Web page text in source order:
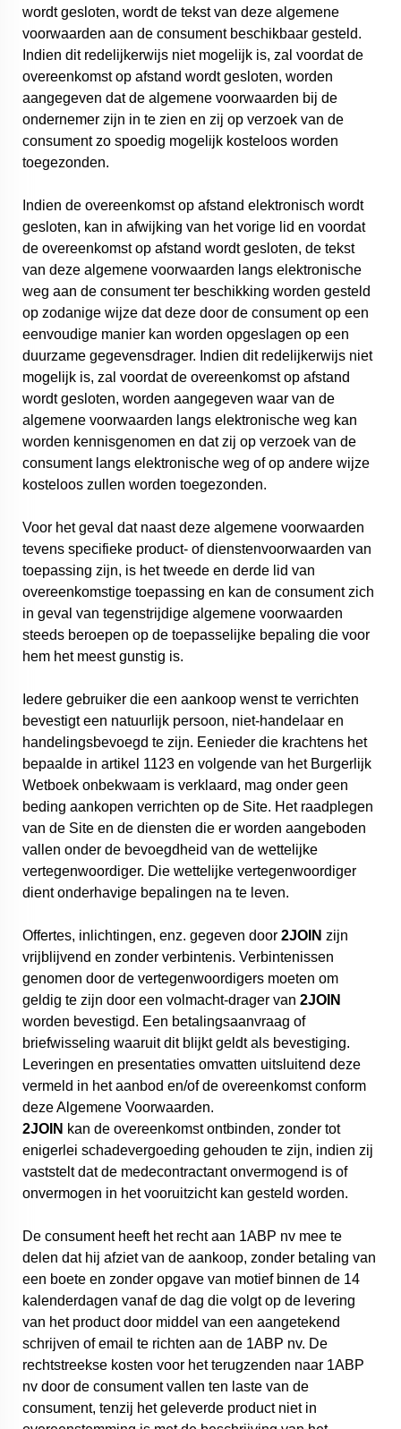
wordt gesloten, wordt de tekst van deze algemene
voorwaarden aan de consument beschikbaar gesteld.
Indien dit redelijkerwijs niet mogelijk is, zal voordat de
overeenkomst op afstand wordt gesloten, worden
aangegeven dat de algemene voorwaarden bij de
ondernemer zijn in te zien en zij op verzoek van de
consument zo spoedig mogelijk kosteloos worden
toegezonden.
Indien de overeenkomst op afstand elektronisch wordt
gesloten, kan in afwijking van het vorige lid en voordat
de overeenkomst op afstand wordt gesloten, de tekst
van deze algemene voorwaarden langs elektronische
weg aan de consument ter beschikking worden gesteld
op zodanige wijze dat deze door de consument op een
eenvoudige manier kan worden opgeslagen op een
duurzame gegevensdrager. Indien dit redelijkerwijs niet
mogelijk is, zal voordat de overeenkomst op afstand
wordt gesloten, worden aangegeven waar van de
algemene voorwaarden langs elektronische weg kan
worden kennisgenomen en dat zij op verzoek van de
consument langs elektronische weg of op andere wijze
kosteloos zullen worden toegezonden.
Voor het geval dat naast deze algemene voorwaarden
tevens specifieke product- of dienstenvoorwaarden van
toepassing zijn, is het tweede en derde lid van
overeenkomstige toepassing en kan de consument zich
in geval van tegenstrijdige algemene voorwaarden
steeds beroepen op de toepasselijke bepaling die voor
hem het meest gunstig is.
Iedere gebruiker die een aankoop wenst te verrichten
bevestigt een natuurlijk persoon, niet-handelaar en
handelingsbevoegd te zijn. Eenieder die krachtens het
bepaalde in artikel 1123 en volgende van het Burgerlijk
Wetboek onbekwaam is verklaard, mag onder geen
beding aankopen verrichten op de Site. Het raadplegen
van de Site en de diensten die er worden aangeboden
vallen onder de bevoegdheid van de wettelijke
vertegenwoordiger. Die wettelijke vertegenwoordiger
dient onderhavige bepalingen na te leven.
Offertes, inlichtingen, enz. gegeven door 2JOIN zijn
vrijblijvend en zonder verbintenis. Verbintenissen
genomen door de vertegenwoordigers moeten om
geldig te zijn door een volmacht-drager van 2JOIN
worden bevestigd. Een betalingsaanvraag of
briefwisseling waaruit dit blijkt geldt als bevestiging.
Leveringen en presentaties omvatten uitsluitend deze
vermeld in het aanbod en/of de overeenkomst conform
deze Algemene Voorwaarden.
2JOIN kan de overeenkomst ontbinden, zonder tot
enigerlei schadevergoeding gehouden te zijn, indien zij
vaststelt dat de medecontractant onvermogend is of
onvermogen in het vooruitzicht kan gesteld worden.
De consument heeft het recht aan 1ABP nv mee te
delen dat hij afziet van de aankoop, zonder betaling van
een boete en zonder opgave van motief binnen de 14
kalenderdagen vanaf de dag die volgt op de levering
van het product door middel van een aangetekend
schrijven of email te richten aan de 1ABP nv. De
rechtstreekse kosten voor het terugzenden naar 1ABP
nv door de consument vallen ten laste van de
consument, tenzij het geleverde product niet in